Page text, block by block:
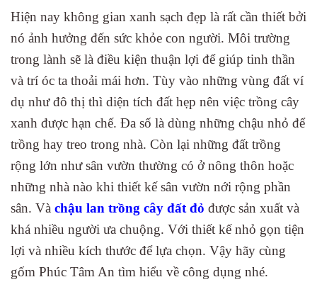
Hiện nay không gian xanh sạch đẹp là rất cần thiết bởi
nó ảnh hưởng đến sức khỏe con người. Môi trường
trong lành sẽ là điều kiện thuận lợi để giúp tinh thần
và trí óc ta thoải mái hơn. Tùy vào những vùng đất ví
dụ như đô thị thì diện tích đất hẹp nên việc trồng cây
xanh được hạn chế. Đa số là dùng những chậu nhỏ để
trồng hay treo trong nhà. Còn lại những đất trồng
rộng lớn như sân vườn thường có ở nông thôn hoặc
những nhà nào khi thiết kế sân vườn nới rộng phần
sân. Và chậu lan trồng cây đất đỏ được sản xuất và
khá nhiều người ưa chuộng. Với thiết kế nhỏ gọn tiện
lợi và nhiều kích thước để lựa chọn. Vậy hãy cùng
gốm Phúc Tâm An tìm hiểu về công dụng nhé.